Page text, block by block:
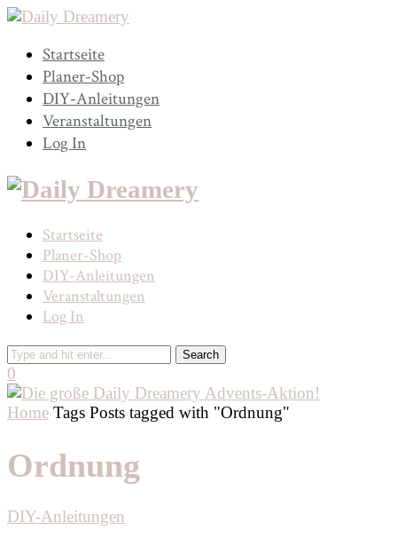
Startseite
Planer-Shop
DIY-Anleitungen
Veranstaltungen
Log In
Startseite
Planer-Shop
DIY-Anleitungen
Veranstaltungen
Log In
0
Home Tags Posts tagged with "Ordnung"
Ordnung
DIY-Anleitungen